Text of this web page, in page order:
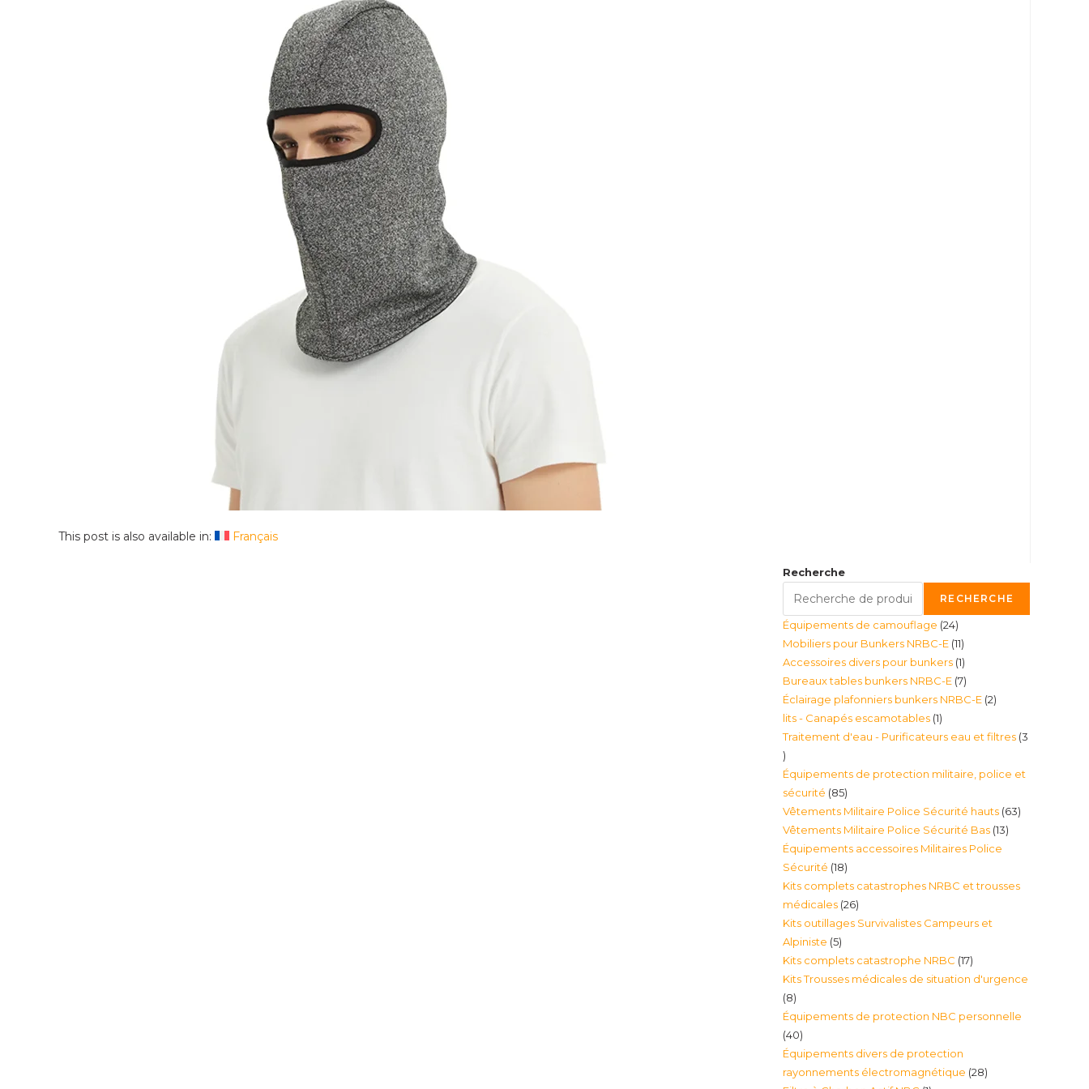
This post is also available in: Français
Recherche
RECHERCHE
Équipements de camouflage 2424
produits
Mobiliers pour Bunkers NRBC-E 1111
produits
Accessoires divers pour bunkers 11
produit
Bureaux tables bunkers NRBC-E 77
produits
Éclairage plafonniers bunkers NRBC-E 22
lits - Canapés escamotables 11
produit
Traitement d'eau - Purificateurs eau et filtres 3
3
produits
Équipements de protection militaire, police et
sécurité 8585
produits
Vêtements Militaire Police Sécurité hauts 6363
Vêtements Militaire Police Sécurité Bas 1313
Équipements accessoires Militaires Police
Sécurité 1818
produits
Kits complets catastrophes NRBC et trousses
médicales 2626
produits
Kits outillages Survivalistes Campeurs et
Alpiniste 55
produits
Kits complets catastrophe NRBC 1717
produits
Kits Trousses médicales de situation d'urgence
88
produits
Équipements de protection NBC personnelle
4040
produits
Équipements divers de protection
rayonnements électromagnétique 2828